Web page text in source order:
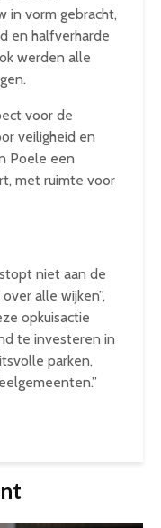
in vorm gebracht,
en halfverharde
werden alle
voor de
veiligheid en
Poele een
met ruimte voor
niet aan de
alle wijken”,
opkuisactie
te investeren in
parken,